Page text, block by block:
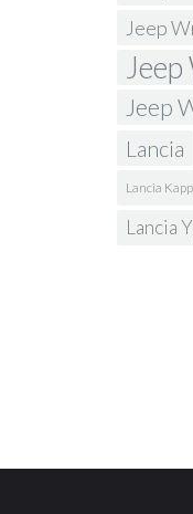
Jeep
Jeep
Jeep
Lancia
Lancia
Lancia